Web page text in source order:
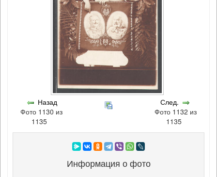
Назад
Фото 1130 из
1135
След.
Фото 1132 из
1135
Информация о фото